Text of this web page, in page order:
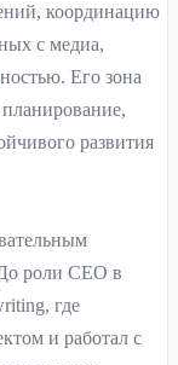
координацию
с медиа,
Его зона
планирование,
развития
роли CEO в
где
и работал с